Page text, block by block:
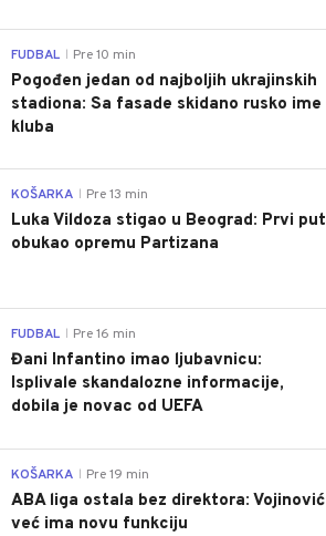
FUDBAL Pre 10 min
Pogođen jedan od najboljih ukrajinskih
stadiona: Sa fasade skidano rusko ime
kluba
KOŠARKA Pre 13 min
Luka Vildoza stigao u Beograd: Prvi put
obukao opremu Partizana
FUDBAL Pre 16 min
Đani Infantino imao ljubavnicu:
Isplivale skandalozne informacije,
dobila je novac od UEFA
KOŠARKA Pre 19 min
ABA liga ostala bez direktora: Vojinović
već ima novu funkciju